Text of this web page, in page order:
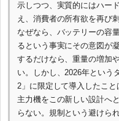
示しつつ、実質的にはハー
え、消費者の所有欲を再び
なぜなら、バッテリーの容
るという事実にその意図が
するだけなら、重量の増加
い。しかし、2026年という
2」に限定して導入したこ
主力機をこの新しい設計へ
らない。規制という避けら